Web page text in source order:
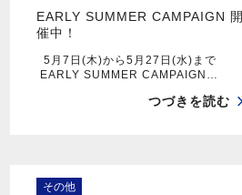
EARLY SUMMER CAMPAIGN 開
催中！
5月7日(木)から5月27日(水)まで
EARLY SUMMER CAMPAIGN…
つづきを読む
その他